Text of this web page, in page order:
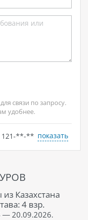
связи по запросу.
удобнее.
121-**-** показать
Казахстана
4 взр.
— 20.09.2026.